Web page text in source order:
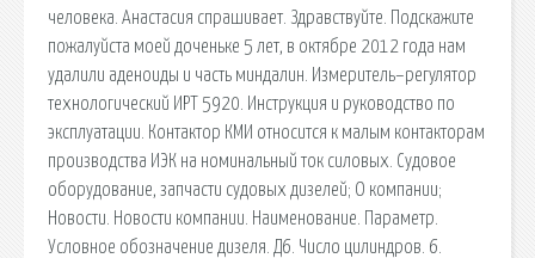
человека. Анастасия спрашивает. Здравствуйте. Подскажите
пожалуйста моей доченьке 5 лет, в октябре 2012 года нам
удалили аденоиды и часть миндалин. Измеритель–регулятор
технологический ИРТ 5920. Инструкция и руководство по
эксплуатации. Контактор КМИ относится к малым контакторам
производства ИЭК на номинальный ток силовых. Судовое
оборудование, запчасти судовых дизелей; О компании;
Новости. Новости компании. Наименование. Параметр.
Условное обозначение дизеля. Д6. Число цилиндров. 6.